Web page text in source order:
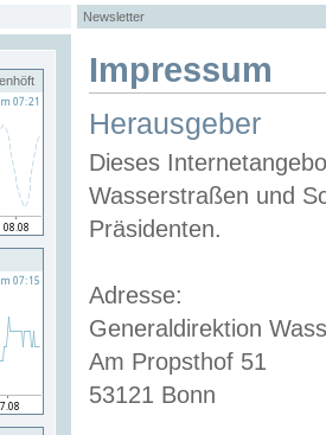
Newsletter
Impressum
Herausgeber
Dieses
Wasserstraßen und
Präsidenten.
Adresse:
Generaldirektion
Am Propsthof 51
53121 Bonn